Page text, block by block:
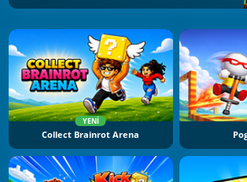
YENI
Collect Brainrot Arena